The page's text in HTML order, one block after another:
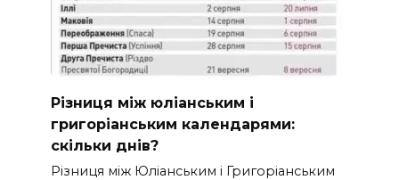
Різниця між юліанським і
григоріанським календарями:
скільки днів?
Різниця між Юліанським і Григоріанським